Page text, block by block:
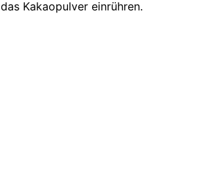
Kakaopulver einrühren.